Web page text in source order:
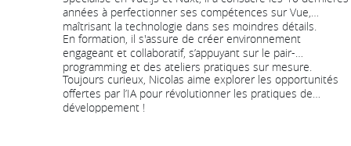
années à perfectionner ses compétences sur Vue,
maîtrisant la technologie dans ses moindres détails.
En formation, il s'assure de créer environnement
engageant et collaboratif, s’appuyant sur le pair-
programming et des ateliers pratiques sur mesure.
Toujours curieux, Nicolas aime explorer les opportunités
offertes par l’IA pour révolutionner les pratiques de
développement !